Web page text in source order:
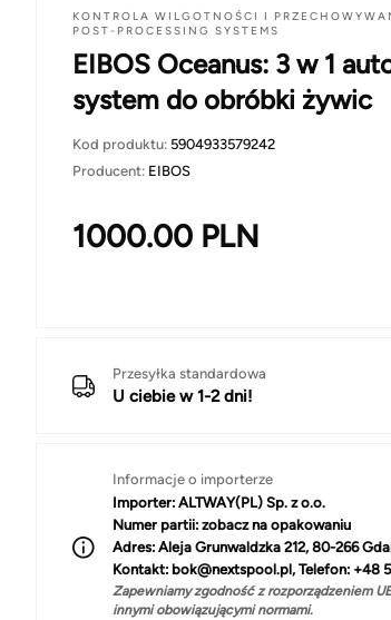
KONTROLA WILGOTNOŚCI I
POST-PROCESSING SYSTEMS
EIBOS Oceanus: 3 w 1
system do obróbki żywic
Kod produktu: 5904933579242
Producent: EIBOS
1000.00 PLN
Przesyłka standardowa
U ciebie w 1-2 dni!
Informacje o importerze
Importer: ALTWAY(PL) Sp. z o.o.
Numer partii: zobacz na opakowaniu
Adres: Aleja Grunwaldzka 212, 80-266
Kontakt: bok@nextspool.pl, Telefon: +48
Zapewniamy zgodność z rozporządzeniem
innymi obowiązującymi normami.